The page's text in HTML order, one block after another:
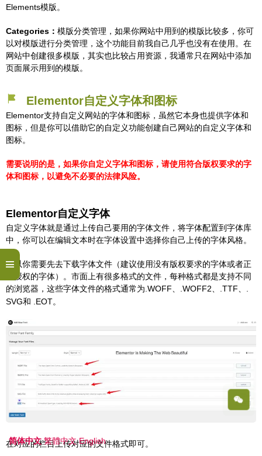
Elements模版。
Categories： 模版分类管理，如果你网站中用到的模版比较多，你可
以对模版进行分类管理，这个功能目前我自己几乎也没有在使用。在
网站中创建很多模版，其实也比较占用资源，我通常只在网站中添加
页面展示用到的模版。
Elementor自定义字体和图标
Elementor支持自定义网站的字体和图标，虽然它本身也提供字体和
图标，但是你可以借助它的自定义功能创建自己网站的自定义字体和
图标。
需要说明的是，如果你自定义字体和图标，请使用符合版权要求的字
体和图标，以避免不必要的法律风险。
Elementor自定义字体
自定义字体就是通过上传自己要用的字体文件，将字体配置到字体库
中，你可以在编辑文本时在字体设置中选择你自己上传的字体风格。
所以你需要先去下载字体文件（建议使用没有版权要求的字体或者正
版授权的字体）。市面上有很多格式的文件，每种格式都是支持不同
的浏览器，这些字体文件的格式通常为.WOFF、.WOFF2、.TTF、.
SVG和 .EOT。
在对应的栏目上传对应的文件格式即可。
简体中文 繁體中文 English